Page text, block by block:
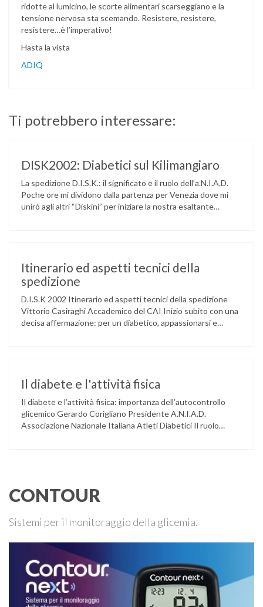
ridotte al lumicino, le scorte alimentari scarseggiano e la
tensione nervosa sta scemando. Resistere, resistere,
resistere…è l’imperativo!
Hasta la vista
ADIQ
Ti potrebbero interessare:
DISK2002: Diabetici sul Kilimangiaro
La spedizione D.I.S.K.: il significato e il ruolo dell’a.N.I.A.D.
Poche ore mi dividono dalla partenza per Venezia dove mi
unirò agli altri “Diskini” per iniziare la nostra esaltante
Itinerario ed aspetti tecnici della
spedizione
D.I.S.K 2002 Itinerario ed aspetti tecnici della spedizione
Vittorio Casiraghi Accademico del CAI Inizio subito con una
decisa affermazione: per un diabetico, appassionarsi e
Il diabete e l'attività fisica
Il diabete e l’attività fisica: importanza dell’autocontrollo
glicemico Gerardo Corigliano Presidente A.N.I.A.D.
Associazione Nazionale Italiana Atleti Diabetici Il ruolo
CONTOUR
Sistemi per il monitoraggio della glicemia.